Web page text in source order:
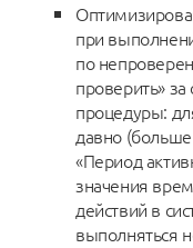
при
по
проверить»
процедуры:
давно (больше
«Период
значения
действий в
выполняться